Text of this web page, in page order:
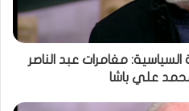
السياسية: مغامرات عبد الناصر
علي باشا